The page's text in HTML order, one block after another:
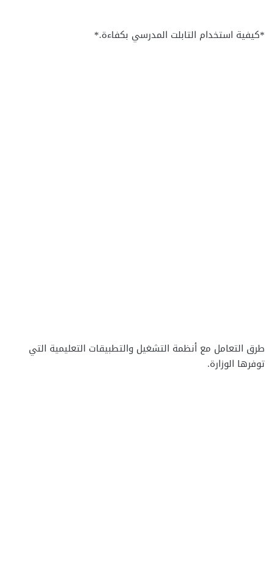
*كيفية استخدام التابلت المدرسي بكفاءة.*
طرق التعامل مع أنظمة التشغيل والتطبيقات التعليمية التي
توفرها الوزارة.